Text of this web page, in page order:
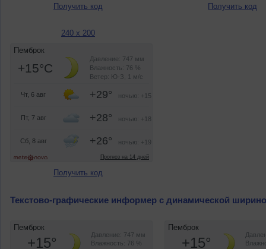
Получить код Получить код
240 x 200
Получить код
Текстово-графические информер с динамической